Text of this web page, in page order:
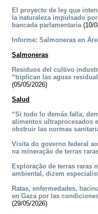
El proyecto de ley que
la naturaleza impulsado
bancada parlamentaria(10/
Informe: Salmoneras en
Salmoneras
Residuos del cultivo
“triplican las aguas
(05/05/2026)
Salud
“Si todo lo demás falla,
alimentos ultraprocesados
obstruir las normas
Visita do governo federal
na mineração de terras
Exploração de terras raras
ambiental, dizem
Ratas, enfermedades,
en Gaza por las
(29/05/2026)